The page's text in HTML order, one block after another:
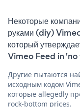
Некоторые
руками (diy)
который
Vimeo Feed in
Другие пытаются
исходным кодом
которые allegedly
rock-bottom prices.